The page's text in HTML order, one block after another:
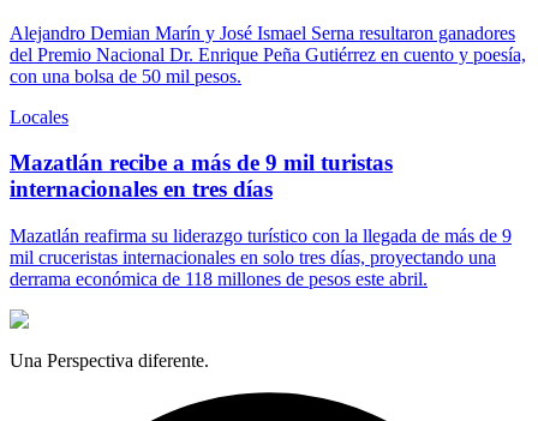
Alejandro Demian Marín y José Ismael Serna resultaron ganadores
del Premio Nacional Dr. Enrique Peña Gutiérrez en cuento y poesía,
con una bolsa de 50 mil pesos.
Locales
Mazatlán recibe a más de 9 mil turistas
internacionales en tres días
Mazatlán reafirma su liderazgo turístico con la llegada de más de 9
mil cruceristas internacionales en solo tres días, proyectando una
derrama económica de 118 millones de pesos este abril.
Una Perspectiva diferente.